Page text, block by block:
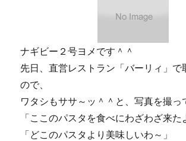
上
ー
も
う！
に
ナギビー２号ヨメです＾＾
先日、直営レストラン「バーリィ」で
ので、
ワタシもササ～ッ＾＾と、写真を撮っ
「ここのパスタを食べにわざわざ来た
「どこのパスタより美味しいわ～」